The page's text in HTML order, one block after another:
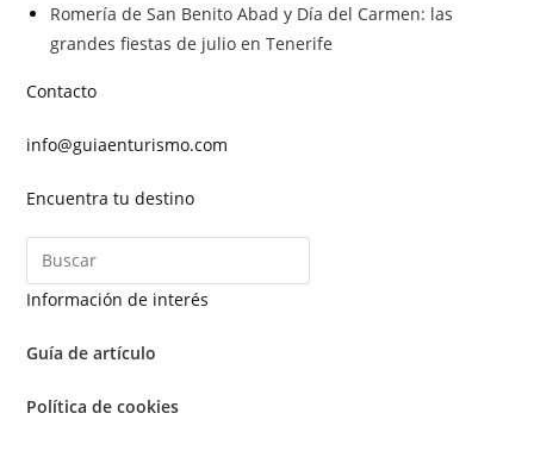
Romería de San Benito Abad y Día del Carmen: las
grandes fiestas de julio en Tenerife
Contacto
info@guiaenturismo.com
Encuentra tu destino
Información de interés
Guía de artículo
Política de cookies